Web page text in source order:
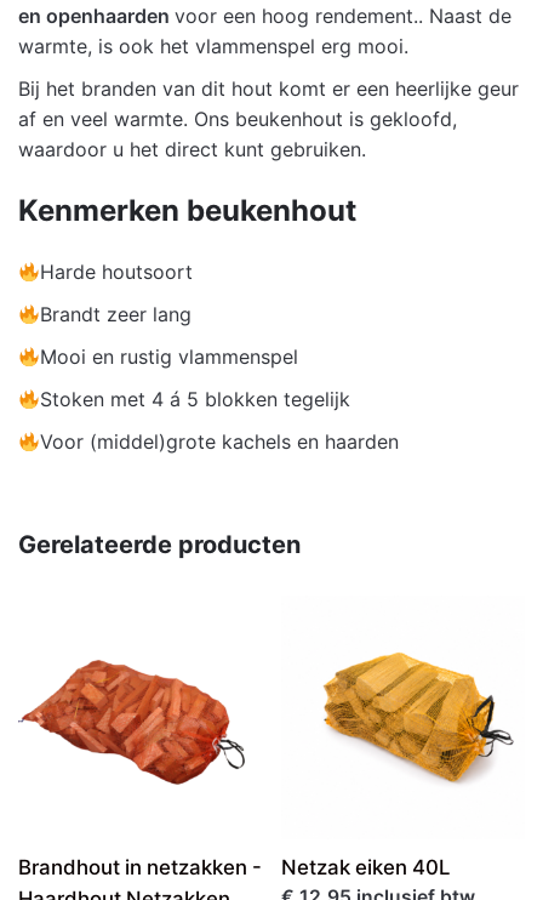
en openhaarden voor een hoog rendement.. Naast de
warmte, is ook het vlammenspel erg mooi.
Bij het branden van dit hout komt er een heerlijke geur
af en veel warmte. Ons beukenhout is gekloofd,
waardoor u het direct kunt gebruiken.
Kenmerken beukenhout
Harde houtsoort
Brandt zeer lang
Mooi en rustig vlammenspel
Stoken met 4 á 5 blokken tegelijk
Voor (middel)grote kachels en haarden
Gerelateerde producten
Brandhout in netzakken -
Netzak eiken 40L